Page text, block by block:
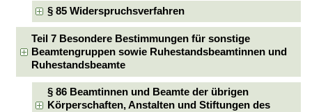
§ 85 Widerspruchsverfahren
Teil 7 Besondere Bestimmungen für sonstige
Beamtengruppen sowie Ruhestandsbeamtinnen und
Ruhestandsbeamte
§ 86 Beamtinnen und Beamte der übrigen
Körperschaften, Anstalten und Stiftungen des